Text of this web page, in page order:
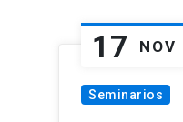
17 NOV
Seminarios